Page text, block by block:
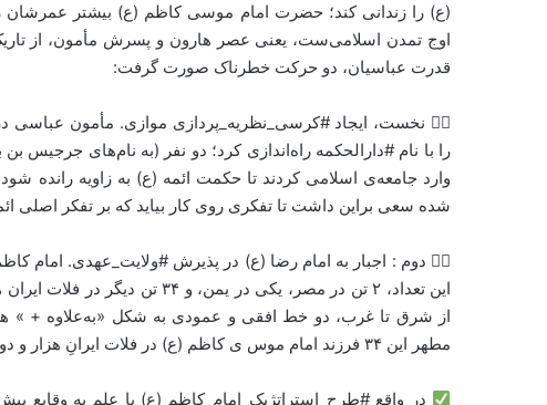
(ع) را زندانی کند؛ حضرت امام موسی کاظم (ع) بیشتر عمرشان
اوج تمدن اسلامی‌ست، یعنی عصر هارون و پسرش مأمون، از
قدرت عباسیان، دو حرکت خطرناک صورت گرفت:
۱⃣ نخست، ایجاد #کرسی‌_نظریه_پردازی موازی. مأمون عباسی
را با نام #دارالحکمه راه‌اندازی کرد؛ دو نفر (به نام‌های
وارد جامعه‌‌ی اسلامی کردند تا حکمت ائمه (ع) به زاویه رانده
شده سعی براین داشت تا تفکری روی کار بیاید که بر تفکر اصلی
این تعداد، ۲ تن در مصر، یکی در
از شرق تا غرب، دو خط افقی و عمودی به شکل «به‌علاوه + »
مطهر این ۳۴ فرزند امام موس ی کاظم (ع) در فلات ایرانِ هزار و دویست سال قبل است.